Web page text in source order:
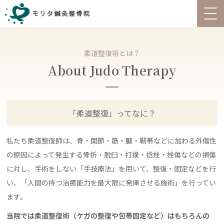
柔道整復術とは？
About Judo Therapy
「柔道整復」ってなに？
私たち柔道整復師は、骨・関節・筋・腱・靭帯などに加わる外傷性
の原因によって発生する骨折・脱臼・打撲・捻挫・挫傷などの損傷
に対し、手術をしない「手技療法」を用いて、整復・固定などを行
い、「人間の持つ治癒能力を最大限に発揮させる施術」を行ってい
ます。
当院では柔道整復術（ケガの整復や包帯固定など）はもちろんの